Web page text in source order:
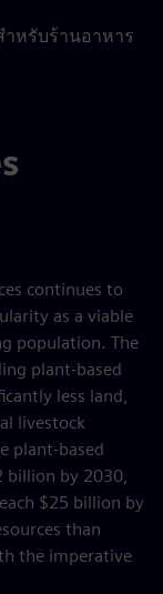
ำหรับร้านอาหาร
continues to
as a viable
population. The
plant-based
less land,
livestock
plant-based
billion by 2030,
$25 billion by
than
the imperative